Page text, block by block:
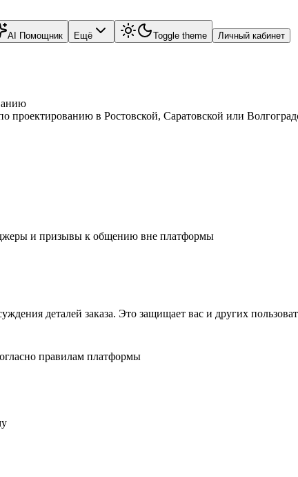
AI Помощник Ещё Toggle theme Личный кабинет
проектированию в Ростовской, Саратовской или
и призывы к общению вне платформы
деталей заказа. Это защищает вас и других
правилам платформы